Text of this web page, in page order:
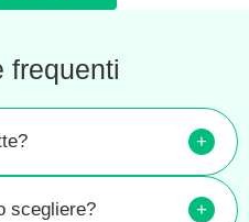
frequenti
+
scegliere? +